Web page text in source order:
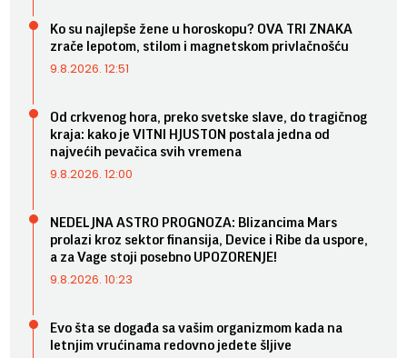
Ko su najlepše žene u horoskopu? OVA TRI ZNAKA
zrače lepotom, stilom i magnetskom privlačnošću
9.8.2026. 12:51
Od crkvenog hora, preko svetske slave, do tragičnog
kraja: kako je VITNI HJUSTON postala jedna od
najvećih pevačica svih vremena
9.8.2026. 12:00
NEDELJNA ASTRO PROGNOZA: Blizancima Mars
prolazi kroz sektor finansija, Device i Ribe da uspore,
a za Vage stoji posebno UPOZORENJE!
9.8.2026. 10:23
Evo šta se događa sa vašim organizmom kada na
letnjim vrućinama redovno jedete šljive